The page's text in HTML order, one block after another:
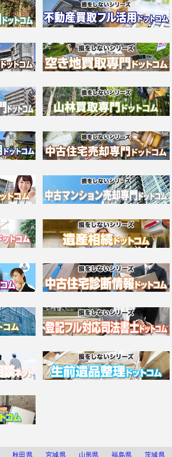
秋田県 宮城県 山形県 福島県 茨城県